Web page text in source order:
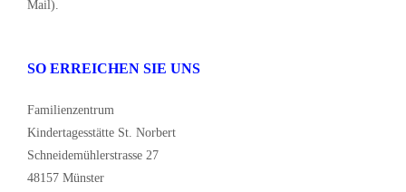
Mail).
SO ERREICHEN SIE UNS
Familienzentrum
Kindertagesstätte St. Norbert
Schneidemühlerstrasse 27
48157 Münster